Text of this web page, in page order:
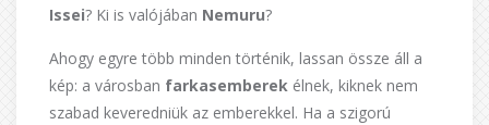
Issei? Ki is valójában Nemuru?
Ahogy egyre több minden történik, lassan össze áll a
kép: a városban farkasemberek élnek, kiknek nem
szabad keveredniük az emberekkel. Ha a szigorú